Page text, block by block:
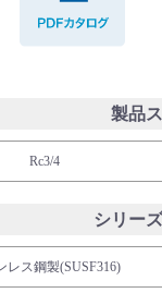
製品
Rc3/4
シリー
レス鋼製(SUSF316)